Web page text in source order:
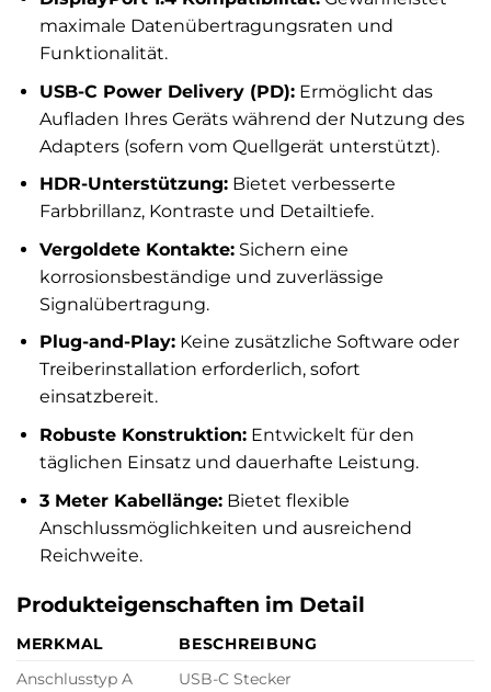
maximale Datenübertragungsraten und
Funktionalität.
USB-C Power Delivery (PD):Ermöglicht das
Aufladen Ihres Geräts während der Nutzung des
Adapters (sofern vom Quellgerät unterstützt).
HDR-Unterstützung:Bietet verbesserte
Farbbrillanz, Kontraste und Detailtiefe.
Vergoldete Kontakte:Sichern eine
korrosionsbeständige und zuverlässige
Signalübertragung.
Plug-and-Play:Keine zusätzliche Software oder
Treiberinstallation erforderlich, sofort
einsatzbereit.
Robuste Konstruktion:Entwickelt für den
täglichen Einsatz und dauerhafte Leistung.
3 Meter Kabellänge:Bietet flexible
Anschlussmöglichkeiten und ausreichend
Reichweite.
Produkteigenschaften im Detail
MERKMAL
BESCHREIBUNG
Anschlusstyp A
USB-C Stecker